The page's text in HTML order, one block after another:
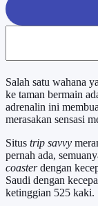
Salah satu wahana
ke taman bermain
adrenalin ini
merasakan sensasi
Situs trip savvy
pernah ada,
coasterdengan
Saudi dengan
ketinggian 525 kaki.